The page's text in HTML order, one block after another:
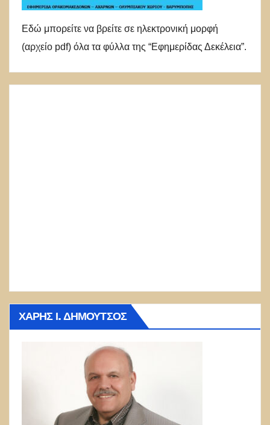
Εδώ μπορείτε να βρείτε σε ηλεκτρονική μορφή
(αρχείο pdf) όλα τα φύλλα της “Εφημερίδας Δεκέλεια”.
ΧΆΡΗΣ Ι. ΔΗΜΟΎΤΣΟΣ